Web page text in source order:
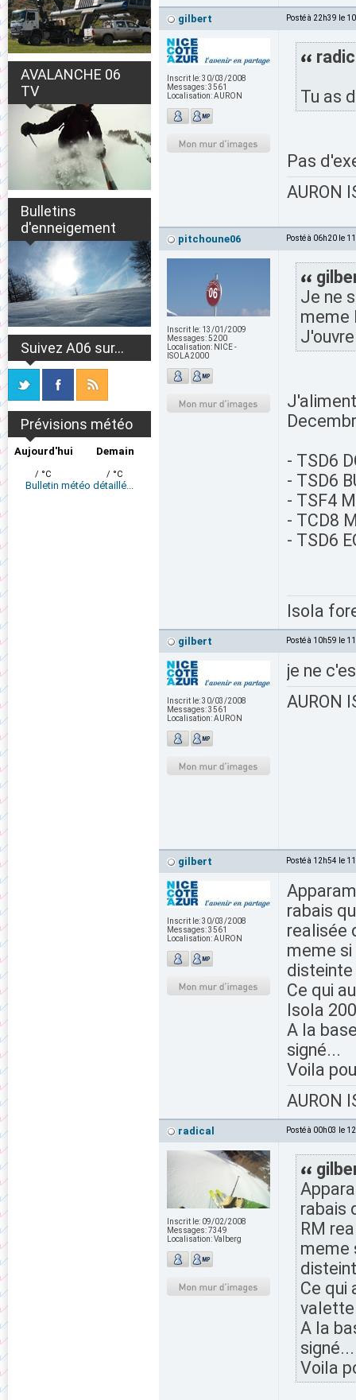
AVALANCHE 06
TV
Bulletins
d'enneigement
Suivez A06 sur...
Prévisions météo
Aujourd'hui
/ °C
Demain
/ °C
Bulletin météo détaillé...
gilbert Posté à 22h39 le
Inscrit le:30/03/2008
Messages:3561
Localisation:AURON
Tu as
Pas
AURON
pitchoune06 Posté à 06h20 le
Inscrit le: 13/01/2009
Messages:5200
Localisation: NICE -
ISOLA2000
Je ne
meme
- TSD6
- TSD6
- TSF4
- TCD8
- TSD6
Isola
gilbert Posté à 10h59 le
Inscrit le:30/03/2008
Messages:3561
Localisation:AURON
je ne
AURON
gilbert Posté à 12h54 le
Inscrit le:30/03/2008
Messages:3561
Localisation:AURON
rabais
realisée
meme
disteinte
Ce qui
Isola
A la
signé...
Voila
AURON
radical Posté à 00h03 le
Inscrit le: 09/02/2008
Messages:7349
Localisation:Valberg
rabais
RM
meme
Ce qui
A la
signé...
Voila